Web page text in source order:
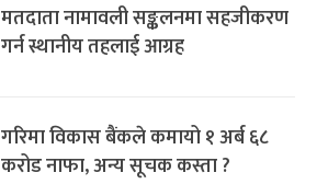
मतदाता नामावली सङ्कलनमा सहजीकरण
गर्न स्थानीय तहलाई आग्रह
गरिमा विकास बैंकले कमायो १ अर्ब ६८
करोड नाफा, अन्य सूचक कस्ता ?